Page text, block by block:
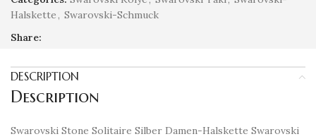
Halskette, Swarovski-Schmuck
Share:
DESCRIPTION
Description
Swarovski Stone Solitaire Silber Damen-Halskette Swarovski